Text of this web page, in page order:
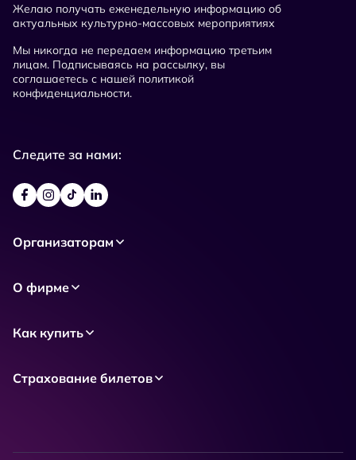
Желаю получать еженедельную информацию об
актуальных культурно-массовых мероприятиях
Мы никогда не передаем информацию третьим
лицам. Подписываясь на рассылку, вы
соглашаетесь с нашей политикой
конфиденциальности.
Следите за нами:
Организаторам
О фирме
Как купить
Страхование билетов